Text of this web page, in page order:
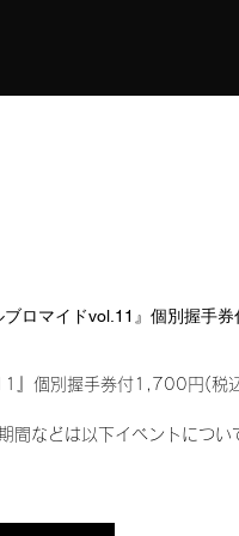
ロマイドvol.11』個別握手券
』個別握手券付1,700円(税
間などは以下イベントについ